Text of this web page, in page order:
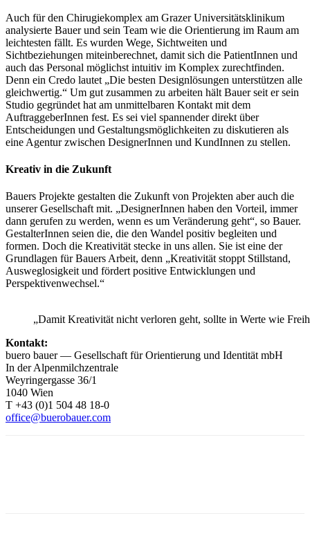
Auch für den Chirugiekomplex am Grazer Universitätsklinikum
analysierte Bauer und sein Team wie die Orientierung im Raum am
leichtesten fällt. Es wurden Wege, Sichtweiten und
Sichtbeziehungen miteinberechnet, damit sich die PatientInnen und
auch das Personal möglichst intuitiv im Komplex zurechtfinden.
Denn ein Credo lautet „Die besten Designlösungen unterstützen alle
gleichwertig.“ Um gut zusammen zu arbeiten hält Bauer seit er sein
Studio gegründet hat am unmittelbaren Kontakt mit dem
AuftraggeberInnen fest. Es sei viel spannender direkt über
Entscheidungen und Gestaltungsmöglichkeiten zu diskutieren als
eine Agentur zwischen DesignerInnen und KundInnen zu stellen.
Kreativ in die Zukunft
Bauers Projekte gestalten die Zukunft von Projekten aber auch die
unserer Gesellschaft mit. „DesignerInnen haben den Vorteil, immer
dann gerufen zu werden, wenn es um Veränderung geht“, so Bauer.
GestalterInnen seien die, die den Wandel positiv begleiten und
formen. Doch die Kreativität stecke in uns allen. Sie ist eine der
Grundlagen für Bauers Arbeit, denn „Kreativität stoppt Stillstand,
Ausweglosigkeit und fördert positive Entwicklungen und
Perspektivenwechsel.“
„Damit Kreativität nicht verloren geht, sollte in Werte wie
Kontakt:
buero bauer — Gesellschaft für Orientierung und Identität mbH
In der Alpenmilchzentrale
Weyringergasse 36/1
1040 Wien
T +43 (0)1 504 48 18-0
office@buerobauer.com